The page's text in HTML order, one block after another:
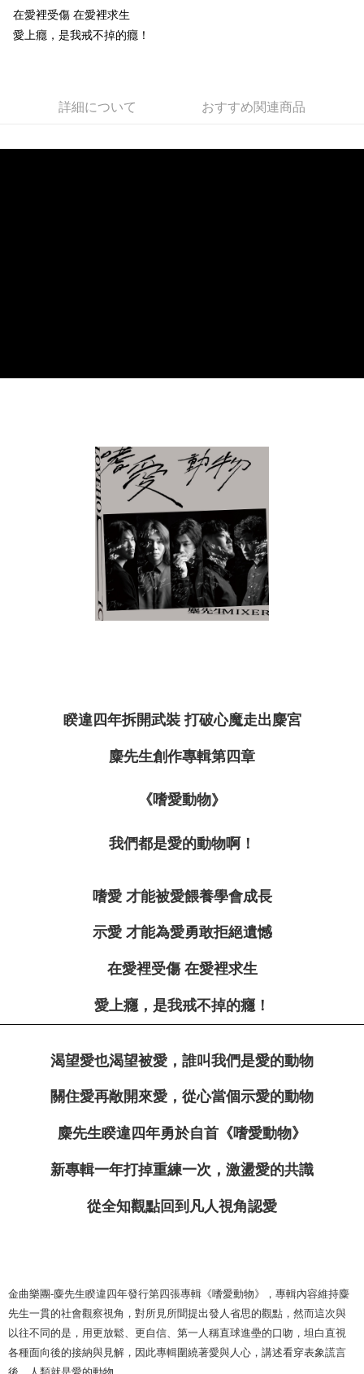
ATM払い
配送毎にNT$65、NT$1,000以上で送料無料
在愛裡受傷 在愛裡求生
愛上癮，是我戒不掉的癮！
詳細について おすすめ関連商品
睽違四年拆開武裝 打破心魔走出麋宮
麋先生創作專輯第四章
《嗜愛動物》
我們都是愛的動物啊！
嗜愛 才能被愛餵養學會成長
示愛 才能為愛勇敢拒絕遺憾
在愛裡受傷 在愛裡求生
愛上癮 ， 是我戒不掉的癮 ！
渴望愛也渴望被愛 ， 誰叫我們是愛的動物
關住愛再敞開來愛 ， 從心當個示愛的動物
麋先生睽違四年勇於自首 《嗜愛動物》
新專輯一年打掉重練一次 ， 激盪愛的共識
從全知觀點回到凡人視角認愛
金曲樂團-麋先生睽違四年發行第四張專輯《嗜愛動物》，專輯內容維持麋
先生一貫的社會觀察視角，對所見所聞提出發人省思的觀點，然而這次與
以往不同的是，用更放鬆、更自信、第一人稱直球進壘的口吻，坦白直視
各種面向後的接納與見解，因此專輯圍繞著愛與人心，講述看穿表象謊言